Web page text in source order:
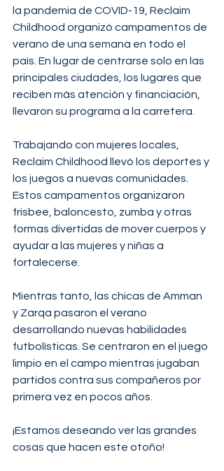
la pandemia de COVID-19, Reclaim
Childhood organizó campamentos de
verano de una semana en todo el
país. En lugar de centrarse solo en las
principales ciudades, los lugares que
reciben más atención y financiación,
llevaron su programa a la carretera.
Trabajando con mujeres locales,
Reclaim Childhood llevó los deportes y
los juegos a nuevas comunidades.
Estos campamentos organizaron
frisbee, baloncesto, zumba y otras
formas divertidas de mover cuerpos y
ayudar a las mujeres y niñas a
fortalecerse.
Mientras tanto, las chicas de Amman
y Zarqa pasaron el verano
desarrollando nuevas habilidades
futbolísticas. Se centraron en el juego
limpio en el campo mientras jugaban
partidos contra sus compañeros por
primera vez en pocos años.
¡Estamos deseando ver las grandes
cosas que hacen este otoño!